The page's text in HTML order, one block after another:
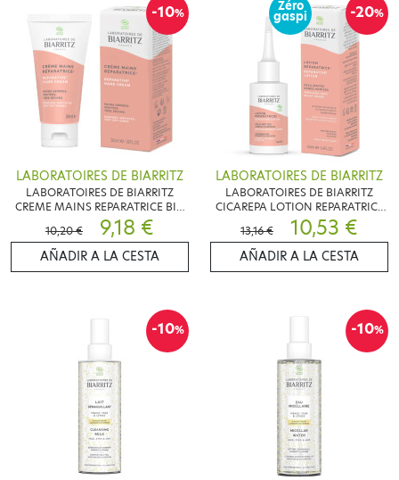
-10%
LABORATOIRES DE BIARRITZ
LABORATOIRES DE BIARRITZ
CREME MAINS REPARATRICE BIO
50ML
10,20 € 9,18 €
AÑADIR A LA CESTA
-20%
Zéro
gaspi
LABORATOIRES DE BIARRITZ
LABORATOIRES DE BIARRITZ
CICAREPA LOTION REPARATRICE
BIO 40ML
13,16 € 10,53 €
AÑADIR A LA CESTA
-10% -10%